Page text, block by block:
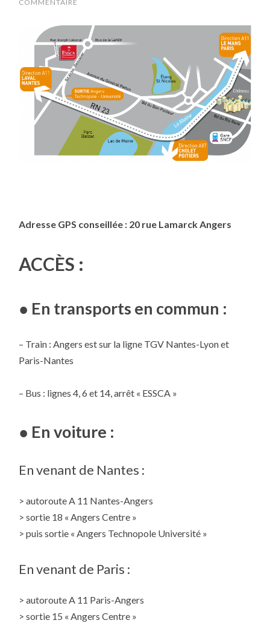
M
ET
E
N
TR
EP
RI
COMMENTAIRE
Adresse GPS conseillée : 20 rue Lamarck Angers
ACCÈS :
● En transports en commun :
– Train : Angers est sur la ligne TGV Nantes-Lyon et
Paris-Nantes
– Bus : lignes 4, 6 et 14, arrêt « ESSCA »
● En voiture :
En venant de Nantes :
> autoroute A 11 Nantes-Angers
> sortie 18 « Angers Centre »
> puis sortie « Angers Technopole Université »
En venant de Paris :
> autoroute A 11 Paris-Angers
> sortie 15 « Angers Centre »